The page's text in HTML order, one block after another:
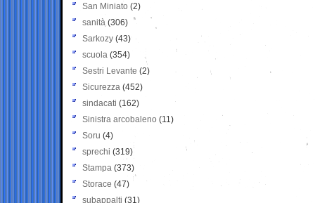
San Miniato (2)
sanità (306)
Sarkozy (43)
scuola (354)
Sestri Levante (2)
Sicurezza (452)
sindacati (162)
Sinistra arcobaleno (11)
Soru (4)
sprechi (319)
Stampa (373)
Storace (47)
subappalti (31)